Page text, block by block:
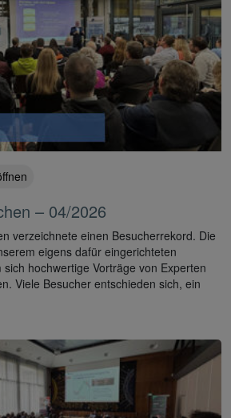
– 04/2026
verzeichnete einen Besucherrekord. Die
eigens dafür eingerichteten
hochwertige Vorträge von Experten
Viele Besucher entschieden sich, ein